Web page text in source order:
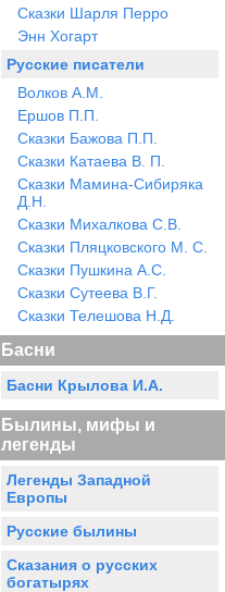
Сказки Шарля Перро
Энн Хогарт
Русские писатели
Волков А.М.
Ершов П.П.
Сказки Бажова П.П.
Сказки Катаева В. П.
Сказки Мамина-Сибиряка
Д.Н.
Сказки Михалкова С.В.
Сказки Пляцковского М. С.
Сказки Пушкина А.С.
Сказки Сутеева В.Г.
Сказки Телешова Н.Д.
Басни
Басни Крылова И.А.
Былины, мифы и
легенды
Легенды Западной
Европы
Русские былины
Сказания о русских
богатырях